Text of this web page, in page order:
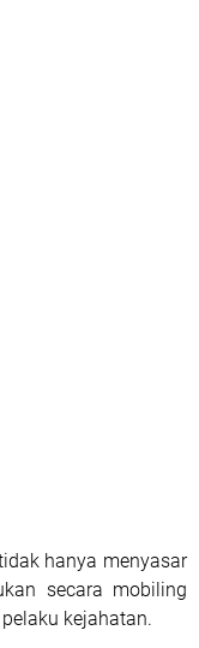
hanya menyasar
secara mobiling
kejahatan.